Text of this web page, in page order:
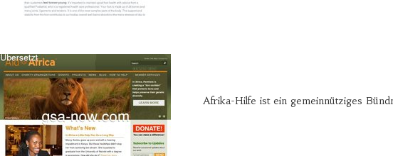
Afrika-Hilfe ist ein gemeinnütziges